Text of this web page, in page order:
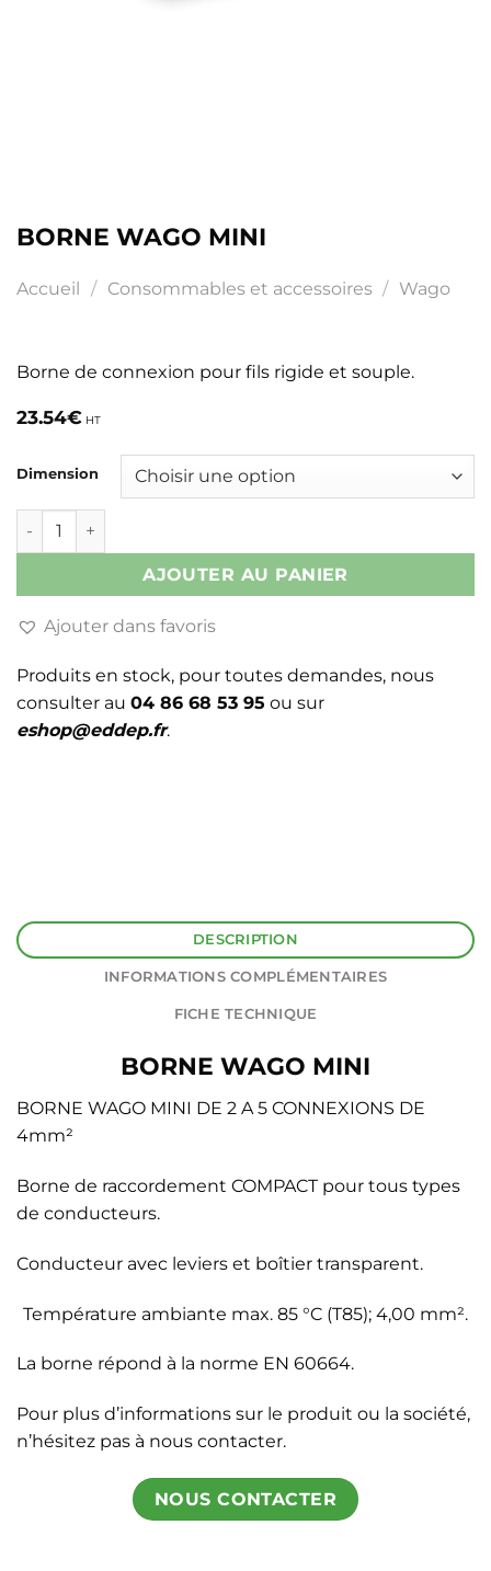
BORNE WAGO MINI
Accueil / Consommables et accessoires / Wago
Borne de connexion pour fils rigide et souple.
23.54€ HT
Dimension
quantité de BORNE WAGO MINI
AJOUTER AU PANIER
Ajouter dans favoris
Produits en stock, pour toutes demandes, nous
consulter au 04 86 68 53 95 ou sur
eshop@eddep.fr.
DESCRIPTION
INFORMATIONS COMPLÉMENTAIRES
FICHE TECHNIQUE
BORNE WAGO MINI
BORNE WAGO MINI DE 2 A 5 CONNEXIONS DE
4mm²
Borne de raccordement COMPACT pour tous types
de conducteurs.
Conducteur avec leviers et boîtier transparent.
Température ambiante max. 85 °C (T85); 4,00 mm².
La borne répond à la norme EN 60664.
Pour plus d’informations sur le produit ou la société,
n’hésitez pas à nous contacter.
NOUS CONTACTER